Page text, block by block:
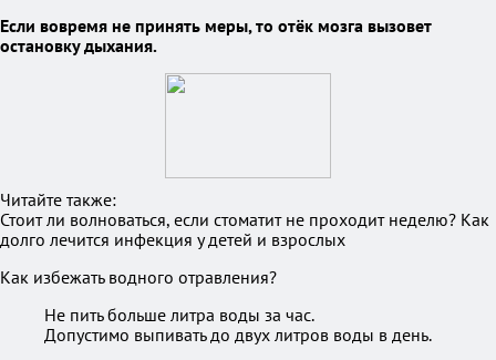
Если вовремя не принять меры, то отёк мозга вызовет
остановку дыхания.
Читайте также:
Стоит ли волноваться, если стоматит не проходит неделю? Как
долго лечится инфекция у детей и взрослых
Как избежать водного отравления?
Не пить больше литра воды за час.
Допустимо выпивать до двух литров воды в день.